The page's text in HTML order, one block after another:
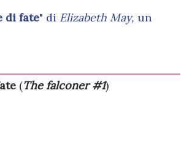
di fate" di Elizabeth May, un
(The falconer #1)